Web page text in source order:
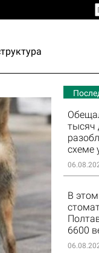
тысяч
схеме
В
6600